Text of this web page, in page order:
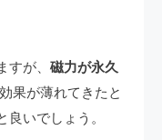
が、 磁力が永久
効果が薄れてきたと
いでしょう。